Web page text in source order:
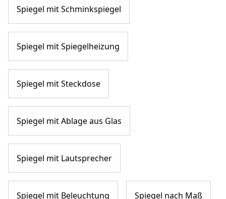
Spiegel mit Schminkspiegel
Spiegel mit Spiegelheizung
Spiegel mit Steckdose
Spiegel mit Ablage aus Glas
Spiegel mit Lautsprecher
Spiegel mit Beleuchtung Spiegel nach Maß